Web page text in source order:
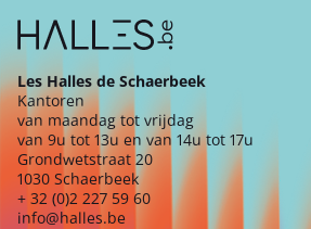
Les Halles de Schaerbeek
Kantoren
van maandag tot vrijdag
van 9u tot 13u en van 14u tot 17u
Grondwetstraat 20
1030 Schaerbeek
+ 32 (0)2 227 59 60
info@halles.be